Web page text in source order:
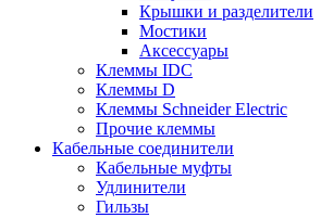
Крышки и разделители
Мостики
Аксессуары
Клеммы IDC
Клеммы D
Клеммы Schneider Electric
Прочие клеммы
Кабельные соединители
Кабельные муфты
Удлинители
Гильзы